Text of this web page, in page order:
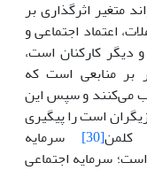
متغیر اثرگذاری بر
اعتماد اجتماعی و
دیگر کارکنان است،
بر منابعی است که
می‌کنند و سپس این
است را پیگیری
[30]
سرمایه
سرمایه اجتماعی